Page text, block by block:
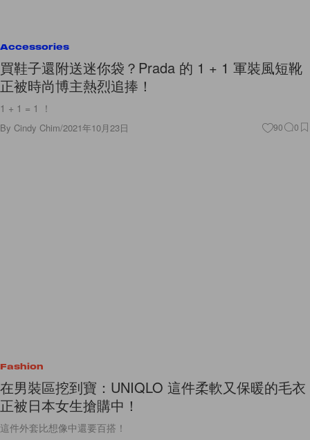
Accessories
買鞋子還附送迷你袋？Prada 的 1 + 1 軍裝風短靴
正被時尚博主熱烈追捧！
1 + 1 = 1 ！
By Cindy Chim/2021年10月23日 90 0
Fashion
在男裝區挖到寶：UNIQLO 這件柔軟又保暖的毛衣
正被日本女生搶購中！
這件外套比想像中還要百搭！